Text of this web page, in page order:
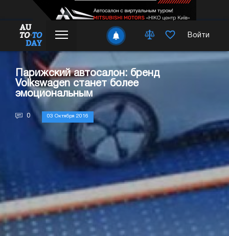
Войти
Парижский автосалон: бренд
Volkswagen станет более
эмоциональным
0 03 Октября 2016